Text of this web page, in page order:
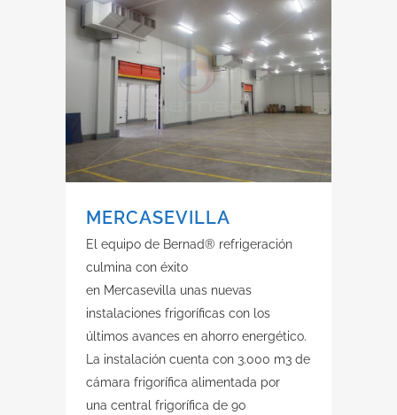
MERCASEVILLA
El equipo de Bernad® refrigeración
culmina con éxito
en Mercasevilla unas nuevas
instalaciones frigoríficas con los
últimos avances en ahorro energético.
La instalación cuenta con 3.000 m3 de
cámara frigorífica alimentada por
una central frigorífica de 90